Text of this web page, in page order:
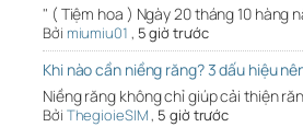
" ( Tiệm hoa ) Ngày 20 tháng 10 hàng
Bởi miumiu01 , 5 giờ trước
Khi nào cần niềng răng? 3 dấu hiệu
Niềng răng không chỉ giúp cải thiện
Bởi ThegioieSIM, 5 giờ trước